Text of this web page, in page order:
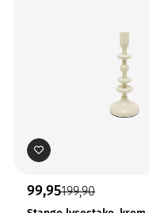
99,95199,90